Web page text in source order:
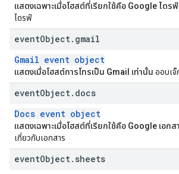
แสดงเฉพาะเมื่อโฮสต์ที่เรียกใช้คือ Google ไดรฟ์
ไดรฟ์
eventObject. gmail
Gmail event object
แสดงเมื่อโฮสต์การโทรเป็น Gmail เท่านั้น ออบเ
eventObject. docs
Docs event object
แสดงเฉพาะเมื่อโฮสต์ที่เรียกใช้คือ Google เอกส
เกี่ยวกับเอกสาร
eventObject. sheets